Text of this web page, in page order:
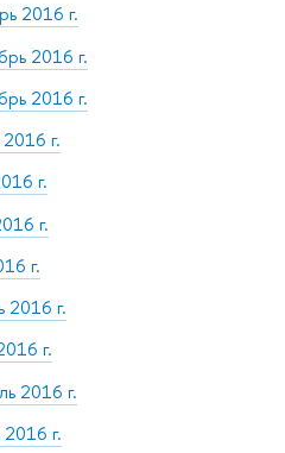
2016 г.
2016 г.
2016 г.
г.
г.
г.
г.
г.
г.
2016 г.
г.